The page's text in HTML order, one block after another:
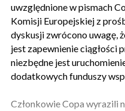
uwzględnione w pismach
Komisji Europejskiej z
dyskusji zwrócono uwagę,
jest zapewnienie ciągłości
niezbędne jest
dodatkowych funduszy
Członkowie Copa wyrazili